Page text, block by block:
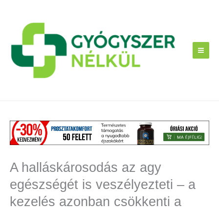
A halláskárosodás az agy
egészségét is veszélyezteti – a
kezelés azonban csökkenti a